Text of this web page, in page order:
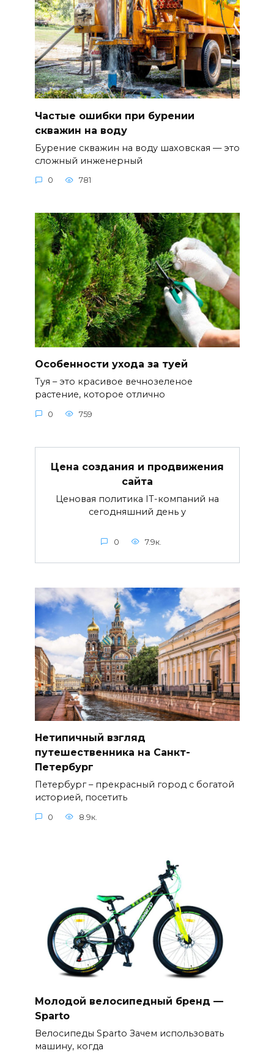
Частые ошибки при бурении
скважин на воду
Бурение скважин на воду шаховская — это
сложный инженерный
0 781
Особенности ухода за туей
Туя – это красивое вечнозеленое
растение, которое отлично
0 759
Цена создания и продвижения
сайта
Ценовая политика IT-компаний на
сегодняшний день у
0 7.9к.
Нетипичный взгляд
путешественника на Санкт-
Петербург
Петербург – прекрасный город с богатой
историей, посетить
0 8.9к.
Молодой велосипедный бренд —
Sparto
Велосипеды Sparto Зачем использовать
машину, когда